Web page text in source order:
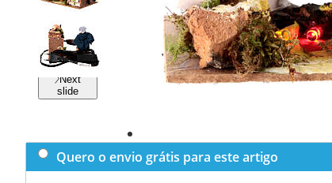
Previous
slide
Next
slide
Quero o envio grátis para este artigo